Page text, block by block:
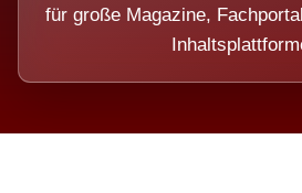
für große Magazine,